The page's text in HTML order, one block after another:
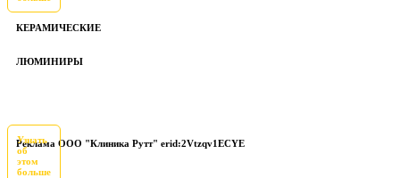
КЕРАМИЧЕСКИЕ
ЛЮМИНИРЫ
Реклама ООО "Клиника Рутт" erid:2Vtzqv1ECYE
Узнать
об
этом
больше